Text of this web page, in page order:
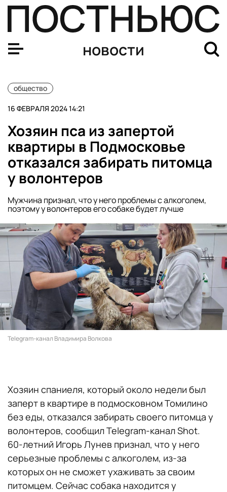
новости
общество
16 ФЕВРАЛЯ 2024 14:21
Хозяин пса из запертой
квартиры в Подмосковье
отказался забирать питомца
у волонтеров
Мужчина признал, что у него проблемы с алкоголем,
поэтому у волонтеров его собаке будет лучше
Telegram-канал Владимира Волкова
Хозяин спаниеля, который около недели был
заперт в квартире в подмосковном Томилино
без еды, отказался забирать своего питомца у
волонтеров, сообщил Telegram-канал Shot.
60-летний Игорь Лунев признал, что у него
серьезные проблемы с алкоголем, из-за
которых он не сможет ухаживать за своим
питомцем. Сейчас собака находится у
В Чите предложили называть новые улицы в честь